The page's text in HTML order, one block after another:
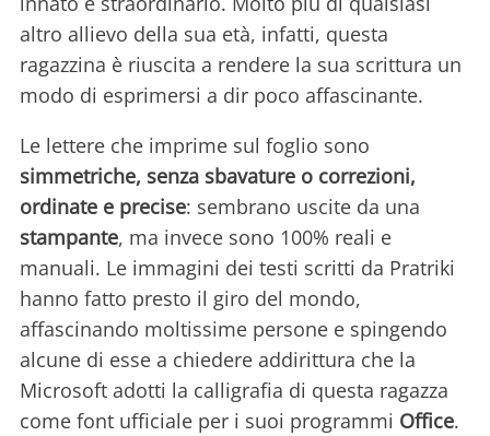
altro allievo della sua età, infatti, questa
ragazzina è riuscita a rendere la sua scrittura un
modo di esprimersi a dir poco affascinante.
Le lettere che imprime sul foglio sono
simmetriche, senza sbavature o correzioni,
ordinate e precise: sembrano uscite da una
stampante, ma invece sono 100% reali e
manuali. Le immagini dei testi scritti da Pratriki
hanno fatto presto il giro del mondo,
affascinando moltissime persone e spingendo
alcune di esse a chiedere addirittura che la
Microsoft adotti la calligrafia di questa ragazza
come font ufficiale per i suoi programmi Office.